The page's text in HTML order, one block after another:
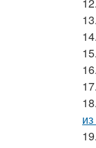
13.
14.
15.
16.
17.
18.
19.